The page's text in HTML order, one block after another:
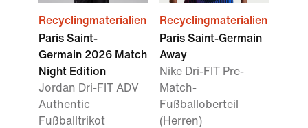
Recyclingmaterialien
Paris Saint-
Germain 2026 Match
Night Edition
Jordan Dri-FIT ADV
Authentic
Fußballtrikot
Recyclingmaterialien
Paris Saint-Germain
Away
Nike Dri-FIT Pre-
Match-
Fußballoberteil
(Herren)